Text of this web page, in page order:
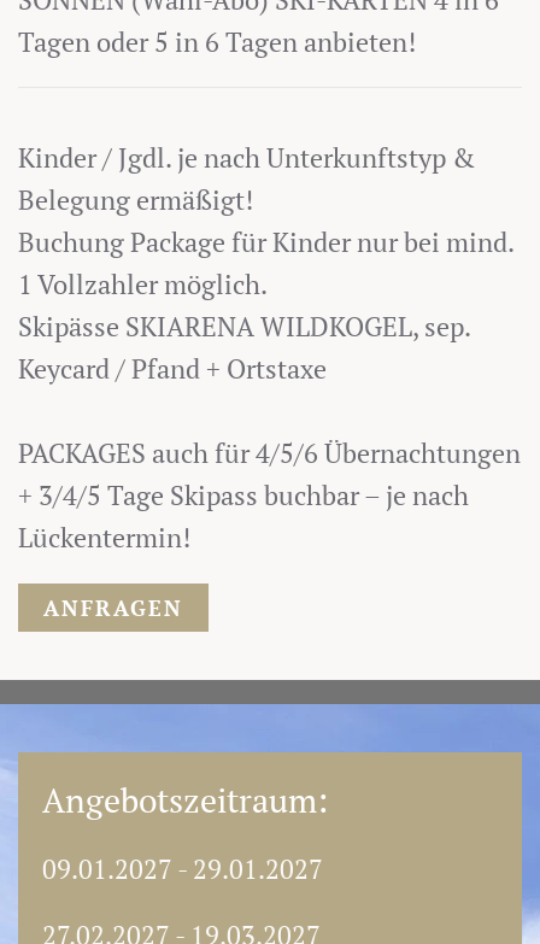
Tagen oder 5 in 6 Tagen anbieten!
Kinder / Jgdl. je nach Unterkunftstyp &
Belegung ermäßigt!
Buchung Package für Kinder nur bei mind.
1 Vollzahler möglich.
Skipässe SKIARENA WILDKOGEL, sep.
Keycard / Pfand + Ortstaxe
PACKAGES auch für 4/5/6 Übernachtungen
+ 3/4/5 Tage Skipass buchbar – je nach
Lückentermin!
ANFRAGEN
Angebotszeitraum:
09.01.2027 - 29.01.2027
27.02.2027 - 19.03.2027